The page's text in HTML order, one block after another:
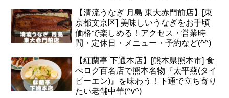
【清流うなぎ 月島 東大赤門前店】[東
京都文京区] 美味しいうなぎをお手頃
価格で楽しめる！アクセス・営業時
間・定休日・メニュー・予約など(^^)
【紅蘭亭 下通本店】[熊本県熊本市] 食
べログ百名店で熊本名物『太平燕(タイ
ピーエン)』を味わう！下通で立ち寄り
たい老舗中華(^v^)